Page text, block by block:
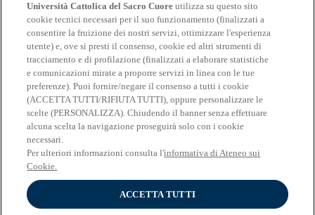
Contatti
Eventi
Avvisi
Social
Facebook
𝕏
Linkedin
Youtube
Instagram
Telegram
Spotify
Università Cattolica del Sacro Cuore utilizza su questo sito
cookie tecnici necessari per il suo funzionamento (finalizzati a
consentire la fruizione dei nostri servizi, ottimizzare l'esperienza
utente) e, ove si presti il consenso, cookie ed altri strumenti di
tracciamento e di profilazione (finalizzati a elaborare statistiche
e comunicazioni mirate a proporre servizi in linea con le tue
preferenze). Puoi fornire/negare il consenso a tutti i cookie
(ACCETTA TUTTI/RIFIUTA TUTTI), oppure personalizzare le
scelte (PERSONALIZZA). Chiudendo il banner senza effettuare
alcuna scelta la navigazione proseguirà solo con i cookie
necessari.
Per ulteriori informazioni consulta l'informativa di Ateneo sui
Cookie.
ACCETTA TUTTI